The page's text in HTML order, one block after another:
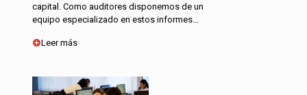
capital. Como auditores disponemos de un
equipo especializado en estos informes…
Leer más